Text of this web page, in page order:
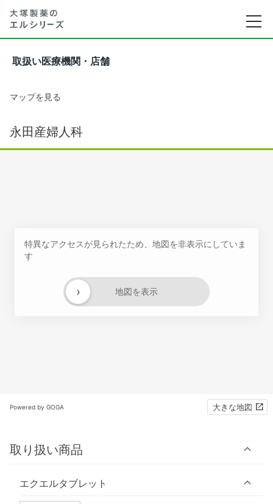
取扱い医療機関・店舗
マップを見る
永田産婦人科
特異なアクセスが見られたため、地図を非表示にしていま
す
地図を表示
›
Powered by GOGA 大きな地図
取り扱い商品
エクエルタブレット